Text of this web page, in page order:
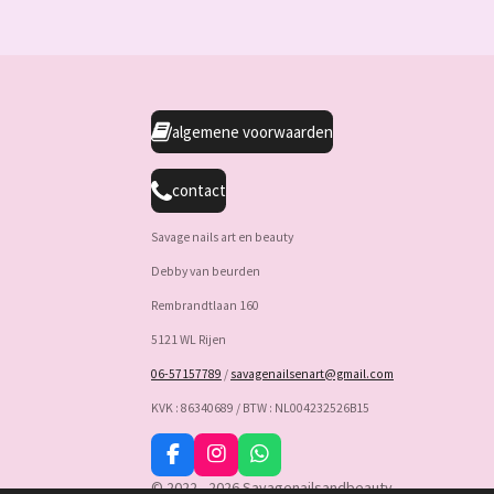
algemene voorwaarden
contact
Savage nails art en beauty
Debby van beurden
Rembrandtlaan 160
5121 WL Rijen
06-57157789 / savagenailsenart@gmail.com
KVK : 86340689 / BTW : NL004232526B15
F
a
I
n
W
h
© 2022 - 2026 Savagenailsandbeauty